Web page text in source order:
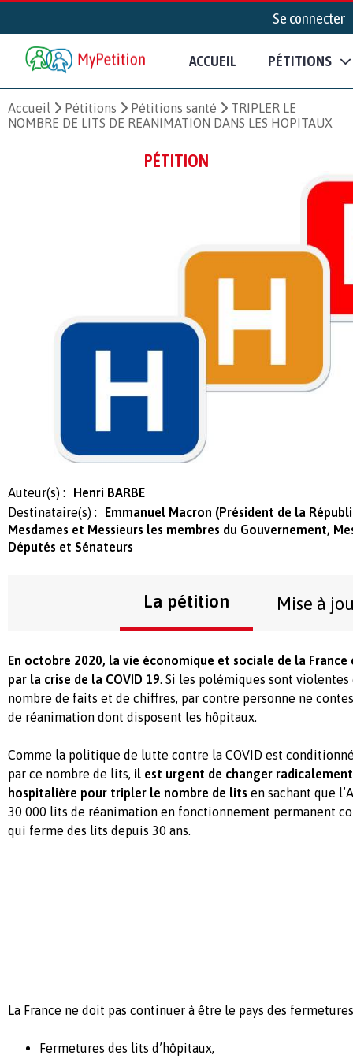
Se connecter
ACCUEIL PÉTITIONS
Accueil Pétitions Pétitions santé
TRIPLER LE
NOMBRE DE LITS DE REANIMATION DANS LES HOPITAUX
PÉTITION
Auteur(s) :
Henri BARBE
Destinataire(s) :
Emmanuel Macron (Président de la
Mesdames et Messieurs les membres du Gouvernement,
Députés et Sénateurs
La pétition Mise à
En octobre 2020, la vie économique et sociale de la
par la crise de la COVID 19. Si les polémiques sont
nombre de faits et de chiffres, par contre personne ne
de réanimation dont disposent les hôpitaux.
Comme la politique de lutte contre la COVID est
par ce nombre de lits, il est urgent de changer
hospitalière pour tripler le nombre de lits en sachant que
30 000 lits de réanimation en fonctionnement permanent
qui ferme des lits depuis 30 ans.
La France ne doit pas continuer à être le pays des
Fermetures des lits d’hôpitaux,